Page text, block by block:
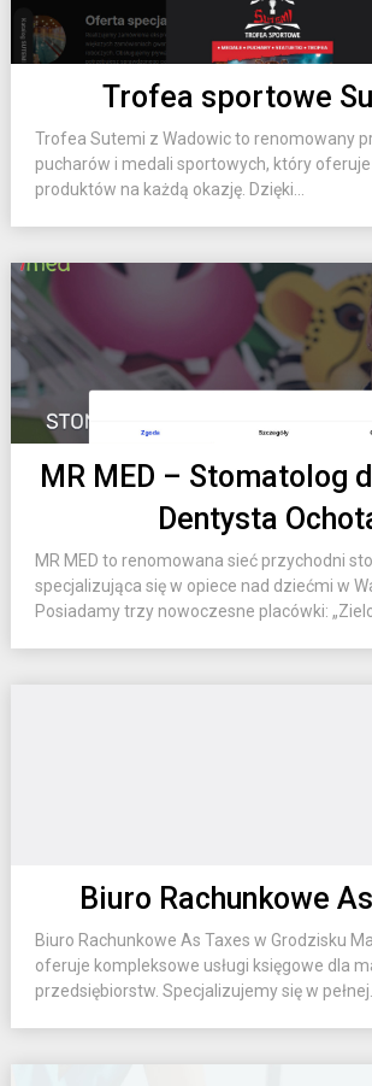
Trofea sportowe
Trofea Sutemi z Wadowic to renomowany
pucharów i medali sportowych, który
produktów na każdą okazję. Dzięki...
MR MED – Stomatolog
Dentysta
MR MED to renomowana sieć przychodni
specjalizująca się w opiece nad dziećmi w
Posiadamy trzy nowoczesne placówki:
Biuro Rachunkowe
Biuro Rachunkowe As Taxes w Grodzisku
oferuje kompleksowe usługi księgowe dla
przedsiębiorstw. Specjalizujemy się w pełnej...